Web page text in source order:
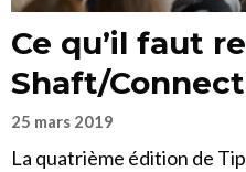
Ce qu’il faut
Shaft/Connect
25 mars 2019
La quatrième édition de